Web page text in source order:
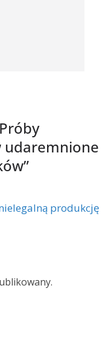
Próby
udaremnione
”
produkcję